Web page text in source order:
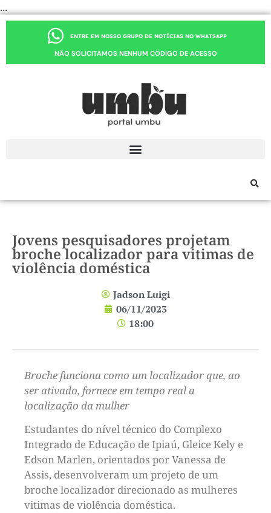
...
ENTRE EM NOSSO GRUPO DE NOTÍCIAS NO WHATSAPP
NÃO SOLICITAMOS NENHUM CÓDIGO DE ACESSO
Jovens pesquisadores projetam
broche localizador para vitimas de
violência doméstica
Jadson Luigi
06/11/2023
18:00
Broche funciona como um localizador que, ao
ser ativado, fornece em tempo real a
localização da mulher
Estudantes do nível técnico do Complexo
Integrado de Educação de Ipiaú, Gleice Kely e
Edson Marlen, orientados por Vanessa de
Assis, desenvolveram um projeto de um
broche localizador direcionado as mulheres
vitimas de violência doméstica.